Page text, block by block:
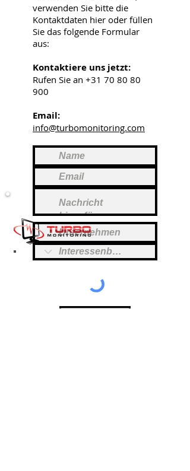
verwenden Sie bitte die
Kontaktdaten hier oder füllen
Sie das folgende Formular
aus:
Kontaktiere uns jetzt:
Rufen Sie an +31 70 80 80
900
Email:
info@turbomonitoring.com